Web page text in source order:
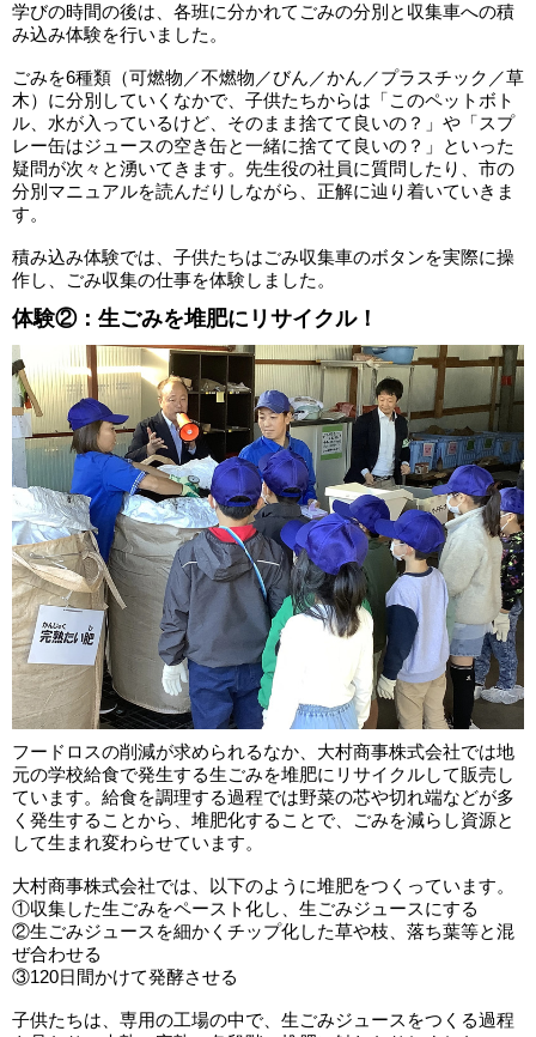
学びの時間の後は、各班に分かれてごみの分別と収集車への積
み込み体験を行いました。
ごみを6種類（可燃物／不燃物／びん／かん／プラスチック／草
木）に分別していくなかで、子供たちからは「このペットボト
ル、水が入っているけど、そのまま捨てて良いの？」や「スプ
レー缶はジュースの空き缶と一緒に捨てて良いの？」といった
疑問が次々と湧いてきます。先生役の社員に質問したり、市の
分別マニュアルを読んだりしながら、正解に辿り着いていきま
す。
積み込み体験では、子供たちはごみ収集車のボタンを実際に操
作し、ごみ収集の仕事を体験しました。
体験②：生ごみを堆肥にリサイクル！
フードロスの削減が求められるなか、大村商事株式会社では地
元の学校給食で発生する生ごみを堆肥にリサイクルして販売し
ています。給食を調理する過程では野菜の芯や切れ端などが多
く発生することから、堆肥化することで、ごみを減らし資源と
して生まれ変わらせています。
大村商事株式会社では、以下のように堆肥をつくっています。
①収集した生ごみをペースト化し、生ごみジュースにする
②生ごみジュースを細かくチップ化した草や枝、落ち葉等と混
ぜ合わせる
③120日間かけて発酵させる
子供たちは、専用の工場の中で、生ごみジュースをつくる過程